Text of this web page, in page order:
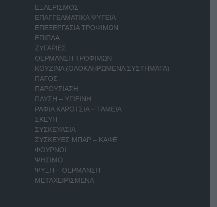
ΕΞΑΕΡΙΣΜΟΣ
ΕΠΑΓΓΕΛΜΑΤΙΚΑ ΨΥΓΕΙΑ
ΕΠΕΞΕΡΓΑΣΙΑ ΤΡΟΦΙΜΩΝ
ΕΠΙΠΛΑ
ΖΥΓΑΡΙΕΣ
ΘΕΡΜΑΝΣΗ ΤΡΟΦΙΜΩΝ
ΚΟΥΖΙΝΑ (ΟΛΟΚΛΗΡΩΜΕΝΑ ΣΥΣΤΗΜΑΤΑ)
ΠΑΓΟΣ
ΠΑΡΟΥΣΙΑΣΗ
ΠΛΥΣΗ – ΥΓΙΕΙΝΗ
ΡΑΦΙΑ ΚΑΡΟΤΣΙΑ – ΤΑΜΕΙΑ
ΣΚΕΥΗ
ΣΥΣΚΕΥΑΣΙΑ
ΣΥΣΚΕΥΕΣ ΜΠΑΡ – ΚΑΦΕ
ΦΟΥΡΝΟΙ
ΨΗΣΙΜΟ
ΨΥΞΗ – ΘΕΡΜΑΝΣΗ
ΜΕΤΑΧΕΙΡΙΣΜΕΝΑ